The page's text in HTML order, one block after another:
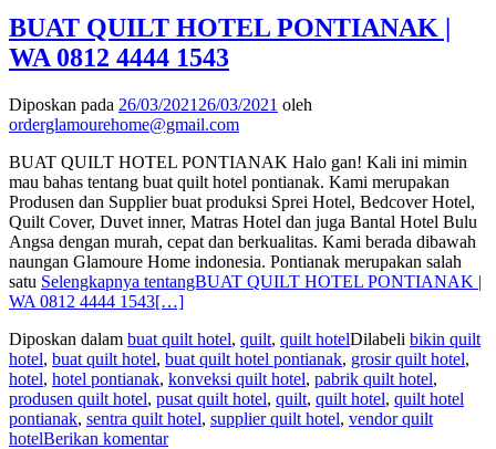
BUAT QUILT HOTEL PONTIANAK |
WA 0812 4444 1543
Diposkan pada 26/03/2021 26/03/2021 oleh
orderglamourehome@gmail.com
BUAT QUILT HOTEL PONTIANAK Halo gan! Kali ini mimin
mau bahas tentang buat quilt hotel pontianak. Kami merupakan
Produsen dan Supplier buat produksi Sprei Hotel, Bedcover Hotel,
Quilt Cover, Duvet inner, Matras Hotel dan juga Bantal Hotel Bulu
Angsa dengan murah, cepat dan berkualitas. Kami berada dibawah
naungan Glamoure Home indonesia. Pontianak merupakan salah
satu Selengkapnya tentangBUAT QUILT HOTEL PONTIANAK |
WA 0812 4444 1543[…]
Diposkan dalam buat quilt hotel, quilt, quilt hotelDilabeli bikin quilt
hotel, buat quilt hotel, buat quilt hotel pontianak, grosir quilt hotel,
hotel, hotel pontianak, konveksi quilt hotel, pabrik quilt hotel,
produsen quilt hotel, pusat quilt hotel, quilt, quilt hotel, quilt hotel
pontianak, sentra quilt hotel, supplier quilt hotel, vendor quilt
hotelBerikan komentar